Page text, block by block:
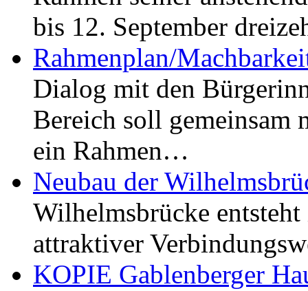
bis 12. September
Rahmenplan/
Dialog mit den
Bereich soll gemeinsam
ein Rahmen…
Neubau der
Wilhelmsbrücke
attraktiver
KOPIE Gablenberger